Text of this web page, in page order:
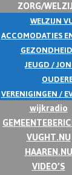
ZORG/
WELZIJN
ACCOMODATIES
JEUGD /
VERENIGINGEN /
wijkradio
VUGHT.NU
HAAREN.NU
VIDEO’S